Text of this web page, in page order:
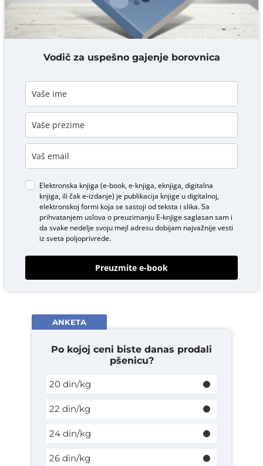
DODAJ KOMENTAR
Vodič za uspešno gajenje borovnica
Elektronska knjiga (e-book, e-knjiga, eknjiga, digitalna
knjiga, ili čak e-izdanje) je publikacija knjige u digitalnoj,
elektronskoj formi koja se sastoji od teksta i slika. Sa
prihvatanjem uslova o preuzimanju E-knjigesaglasan sam i
da svake nedelje svoju mejl adresu dobijam najvažnije vesti
iz sveta poljoprivrede.
Preuzmite e-book
ANKETA
Po kojoj ceni biste danas prodali
pšenicu?
20 din/kg
22 din/kg
24 din/kg
26 din/kg